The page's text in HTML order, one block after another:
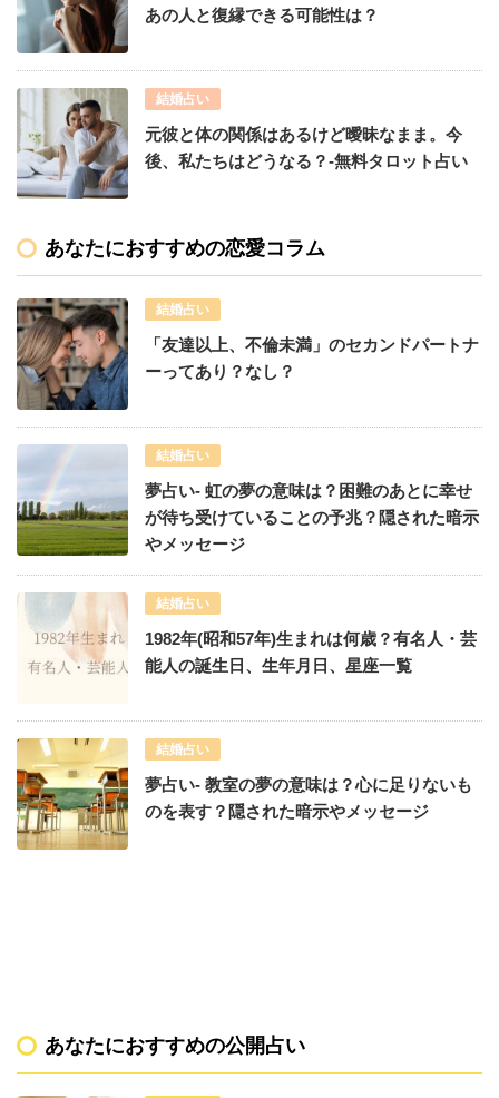
あの人と復縁できる可能性は？
結婚占い
元彼と体の関係はあるけど曖昧なまま。今
後、私たちはどうなる？-無料タロット占い
あなたにおすすめの恋愛コラム
結婚占い
「友達以上、不倫未満」のセカンドパートナ
ーってあり？なし？
結婚占い
夢占い- 虹の夢の意味は？困難のあとに幸せ
が待ち受けていることの予兆？隠された暗示
やメッセージ
結婚占い
1982年(昭和57年)生まれは何歳？有名人・芸
能人の誕生日、生年月日、星座一覧
結婚占い
夢占い- 教室の夢の意味は？心に足りないも
のを表す？隠された暗示やメッセージ
あなたにおすすめの公開占い